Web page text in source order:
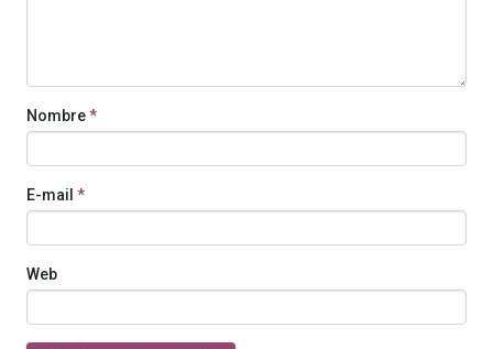
Nombre*
E-mail *
Web